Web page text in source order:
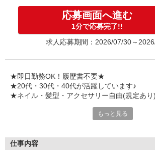
゜+゜・。○。・゜+゜・。○。・゜+゜
入社祝い金10万円支給(規定有)
お友達を紹介頂くと,
インセンティブ支給(規定有)
応募画面へ進む
1分で応募完了!!
求人応募期間：2026/07/30～
★即日勤務OK！履歴書不要★
★20代・30代・40代が活躍しています♪
★ネイル・髪型・アクセサリー自由(規定あり)
シエロのスタッフは9割が未経験スタート。
ずっと先まで役に立ちます！
もっと見る
仕事内容